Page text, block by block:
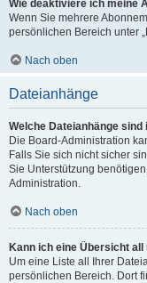
Wie deaktiviere ich meine
Wenn Sie mehrere
persönlichen Bereich unter
Nach oben
Dateianhänge
Welche Dateianhänge
Die Board-Administration
Falls Sie sich nicht sicher
Sie Unterstützung
Administration.
Nach oben
Kann ich eine Übersicht
Um eine Liste all Ihrer
persönlichen Bereich. Dort